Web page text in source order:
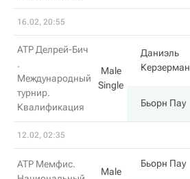
16.02, 20:55
ATP Делрей-Бич
.
Международный
турнир.
Квалификация
Male
Single
Даниэль
Керзерман
Бьорн Пау
12.02, 02:35
ATP Мемфис.
Male
Бьорн Пау